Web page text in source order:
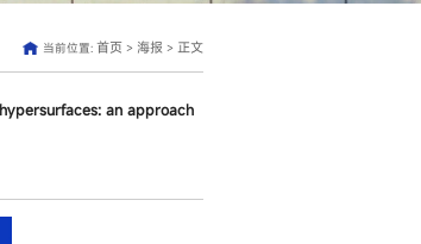
当前位置:首页 > 海报 >正文
an approach